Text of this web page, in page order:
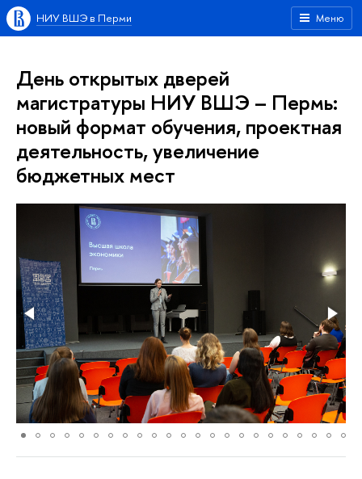
Меню
НИУ ВШЭ в Перми
День открытых дверей
магистратуры НИУ ВШЭ – Пермь:
новый формат обучения, проектная
деятельность, увеличение
бюджетных мест